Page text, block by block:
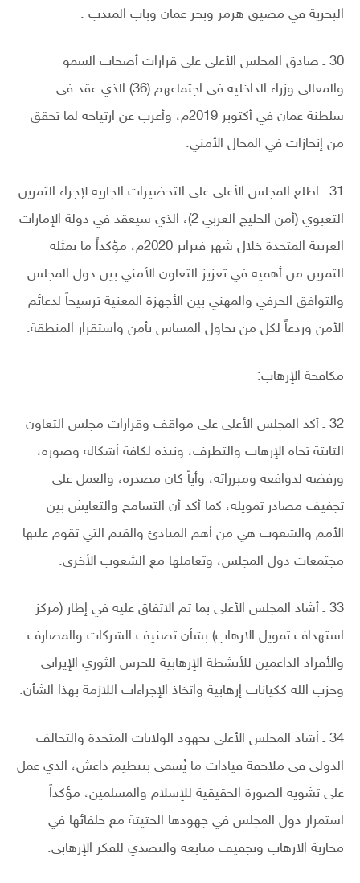
البحرية في مضيق هرمز وبحر عمان وباب المندب .
30 ـ صادق المجلس الأعلى على قرارات أصحاب السمو
والمعالي وزراء الداخلية في اجتماعهم (36) الذي عقد في
سلطنة عمان في أكتوبر 2019م، وأعرب عن ارتياحه لما تحقق
من إنجازات في المجال الأمني.
31 ـ اطلع المجلس الأعلى على التحضيرات الجارية لإجراء التمرين
التعبوي (أمن الخليج العربي 2)، الذي سيعقد في دولة الإمارات
العربية المتحدة خلال شهر فبراير 2020م، مؤكداً ما يمثله
التمرين من أهمية في تعزيز التعاون الأمني بين دول المجلس
والتوافق الحرفي والمهني بين الأجهزة المعنية ترسيخاً لدعائم
الأمن وردعاً لكل من يحاول المساس بأمن واستقرار المنطقة.
مكافحة الإرهاب:
32 ـ أكد المجلس الأعلى على مواقف وقرارات مجلس التعاون
الثابتة تجاه الإرهاب والتطرف، ونبذه لكافة أشكاله وصوره،
ورفضه لدوافعه ومبرراته، وأياً كان مصدره، والعمل على
تجفيف مصادر تمويله، كما أكد أن التسامح والتعايش بين
الأمم والشعوب هي من أهم المبادئ والقيم التي تقوم عليها
مجتمعات دول المجلس، وتعاملها مع الشعوب الأخرى.
33 ـ أشاد المجلس الأعلى بما تم الاتفاق عليه في إطار (مركز
استهداف تمويل الارهاب) بشأن تصنيف الشركات والمصارف
والأفراد الداعمين للأنشطة الإرهابية للحرس الثوري الإيراني
وحزب الله ككيانات إرهابية واتخاذ الإجراءات اللازمة بهذا الشأن.
34 ـ أشاد المجلس الأعلى بجهود الولايات المتحدة والتحالف
الدولي في ملاحقة قيادات ما يُسمى بتنظيم داعش، الذي عمل
على تشويه الصورة الحقيقية للإسلام والمسلمين، مؤكداً
استمرار دول المجلس في جهودها الحثيثة مع حلفائها في
محاربة الارهاب وتجفيف منابعه والتصدي للفكر الإرهابي.